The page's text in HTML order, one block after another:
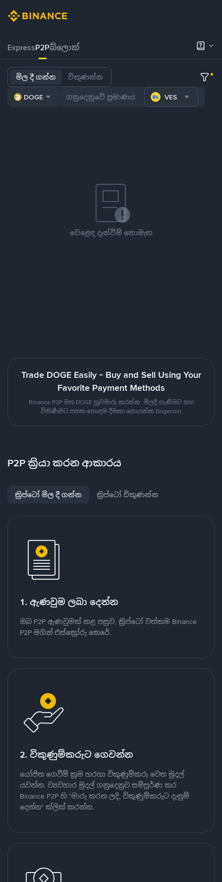
ExpressP2Pබ්ලොක්
මිල දී ගන්න විකුණන්න
DOGE VES
වෙළෙඳ දැන්වීම් නොමැත
Trade DOGE Easily - Buy and Sell Using Your
Favorite Payment Methods
Binance P2P මත DOGE හුවමාරු කරන්න. මිලදී ගැනීමට සහ
විකිණීමට පහත හොඳම දීමනා සොයන්න Dogecoin
P2P ක්‍රියා කරන ආකාරය
ක්‍රිප්ටෝ මිල දී ගන්න ක්‍රිප්ටෝ විකුණන්න
1. ඇණවුම ලබා දෙන්න
ඔබ P2P ඇණවුමක් කළ පසුව, ක්‍රිප්ටෝ වත්කම Binance
P2P මගින් එස්ක්‍රෝරු කෙරේ.
2. විකුණුම්කරුට ගෙවන්න
යෝජිත ගෙවීම් ක්‍රම හරහා විකුණුම්කරු වෙත මුදල්
යවන්න. ව්‍යවහාර මුදල් ගනුදෙනුව සම්පූර්ණ කර
Binance P2P හි "මාරු කරන ලදි, විකුණුම්කරුට දැනුම්
දෙන්න" ක්ලික් කරන්න.